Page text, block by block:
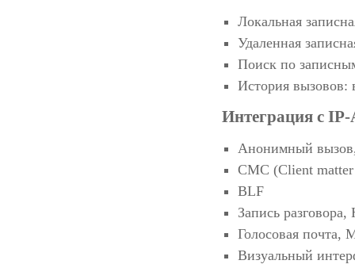
Локальная
Удаленная
Поиск по
История
Интеграция с
Анонимный
CMC (Client
BLF
Запись
Голосовая почта,
Визуальный